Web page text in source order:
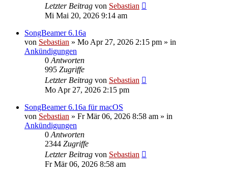
Letzter Beitrag von Sebastian
Mi Mai 20, 2026 9:14 am
SongBeamer 6.16a
von Sebastian » Mo Apr 27, 2026 2:15 pm » in
Ankündigungen
0 Antworten
995 Zugriffe
Letzter Beitrag von Sebastian
Mo Apr 27, 2026 2:15 pm
SongBeamer 6.16a für macOS
von Sebastian » Fr Mär 06, 2026 8:58 am » in
Ankündigungen
0 Antworten
2344 Zugriffe
Letzter Beitrag von Sebastian
Fr Mär 06, 2026 8:58 am